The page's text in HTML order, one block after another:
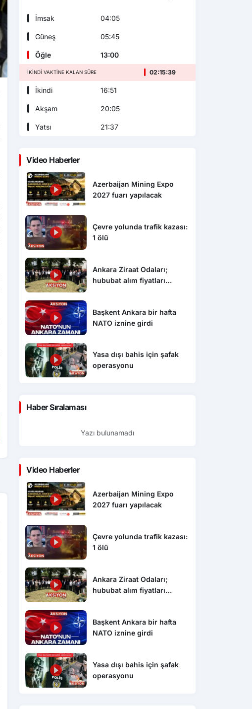
İmsak 04:05
Güneş 05:45
Öğle 13:00
İKINDI VAKTINE KALAN SÜRE 02:15:38
İkindi 16:51
Akşam 20:05
Yatsı 21:37
Video Haberler
Azerbaijan Mining Expo
2027 fuarı yapılacak
Çevre yolunda trafik kazası:
1 ölü
Ankara Ziraat Odaları;
hububat alım fiyatları
Başkent Ankara bir hafta
NATO iznine girdi
Yasa dışı bahis için şafak
operasyonu
Haber Sıralaması
Yazı bulunamadı
Video Haberler
Azerbaijan Mining Expo
2027 fuarı yapılacak
Çevre yolunda trafik kazası:
1 ölü
Ankara Ziraat Odaları;
hububat alım fiyatları
Başkent Ankara bir hafta
NATO iznine girdi
Yasa dışı bahis için şafak
operasyonu